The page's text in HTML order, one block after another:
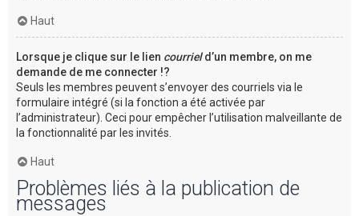
Haut
Lorsque je clique sur le lien courrield’un membre, on me
demande de me connecter !?
Seuls les membres peuvent s’envoyer des courriels via le
formulaire intégré (si la fonction a été activée par
l’administrateur). Ceci pour empêcher l’utilisation malveillante de
la fonctionnalité par les invités.
Haut
Problèmes liés à la publication de
messages